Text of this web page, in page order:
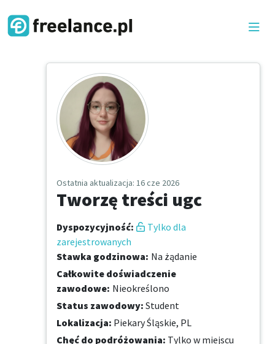
Ostatnia aktualizacja: 16 cze 2026
Tworzę treści ugc
Dyspozycyjność:
Tylko dla
zarejestrowanych
Stawka godzinowa: Na żądanie
Całkowite doświadczenie
zawodowe: Nieokreślono
Status zawodowy: Student
Lokalizacja: Piekary Śląskie, PL
Chęć do podróżowania: Tylko w miejscu